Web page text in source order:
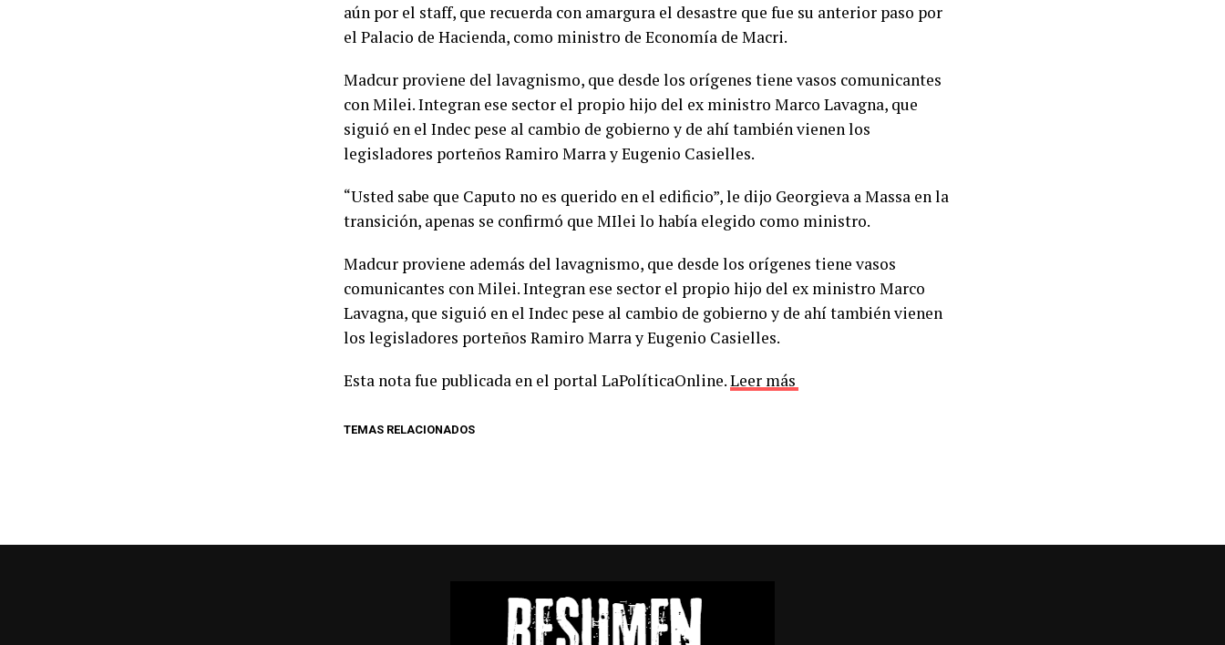
aún por el staff, que recuerda con amargura el desastre que fue su anterior paso por
el Palacio de Hacienda, como ministro de Economía de Macri.
Madcur proviene del lavagnismo, que desde los orígenes tiene vasos comunicantes
con Milei. Integran ese sector el propio hijo del ex ministro Marco Lavagna, que
siguió en el Indec pese al cambio de gobierno y de ahí también vienen los
legisladores porteños Ramiro Marra y Eugenio Casielles.
“Usted sabe que Caputo no es querido en el edificio”, le dijo Georgieva a Massa en la
transición, apenas se confirmó que MIlei lo había elegido como ministro.
Madcur proviene además del lavagnismo, que desde los orígenes tiene vasos
comunicantes con Milei. Integran ese sector el propio hijo del ex ministro Marco
Lavagna, que siguió en el Indec pese al cambio de gobierno y de ahí también vienen
los legisladores porteños Ramiro Marra y Eugenio Casielles.
Esta nota fue publicada en el portal LaPolíticaOnline.Leer más
TEMAS RELACIONADOS